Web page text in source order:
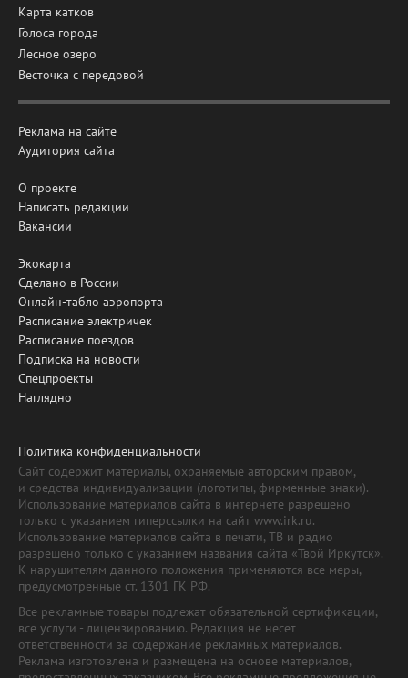
Карта катков
Голоса города
Лесное озеро
Весточка с передовой
Реклама на сайте
Аудитория сайта
О проекте
Написать редакции
Вакансии
Экокарта
Сделано в России
Онлайн-табло аэропорта
Расписание электричек
Расписание поездов
Подписка на новости
Спецпроекты
Наглядно
Политика конфиденциальности
Сайт содержит материалы, охраняемые авторским правом,
и средства индивидуализации (логотипы, фирменные знаки).
Использование материалов сайта в интернете разрешено
только с указанием гиперссылки на сайт www.irk.ru.
Использование материалов сайта в печати, ТВ и радио
разрешено только с указанием названия сайта «Твой Иркутск».
К нарушителям данного положения применяются все меры,
предусмотренные ст. 1301 ГК РФ.
Все рекламные товары подлежат обязательной сертификации,
все услуги - лицензированию. Редакция не несет
ответственности за содержание рекламных материалов.
Реклама изготовлена и размещена на основе материалов,